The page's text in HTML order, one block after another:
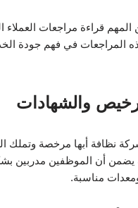
المهم قراءة مراجعات العملاء
المراجعات في فهم جودة
والشهادات
نظافة أبها مرخصة وتملك
يضمن أن الموظفين مدربين
مناسبة.